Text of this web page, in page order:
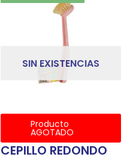
SIN EXISTENCIAS
Producto
AGOTADO
CEPILLO REDONDO